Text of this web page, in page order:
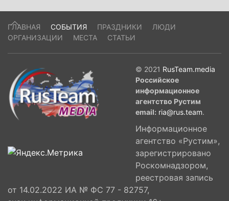
ГЛАВНАЯ СОБЫТИЯ ПРАЗДНИКИ
ЛЮДИ
ОРГАНИЗАЦИИ
МЕСТА СТАТЬИ
© 2021 RusTeam.media
Российское
информационное
агентство Рустим
email: ria@rus.team.
Информационное
агентство «Рустим»,
зарегистрировано
Роскомнадзором,
реестровая запись
от 14.02.2022 ИА № ФС 77 - 82757,